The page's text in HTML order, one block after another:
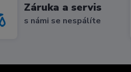
Záruka a servis
s námi se nespálíte